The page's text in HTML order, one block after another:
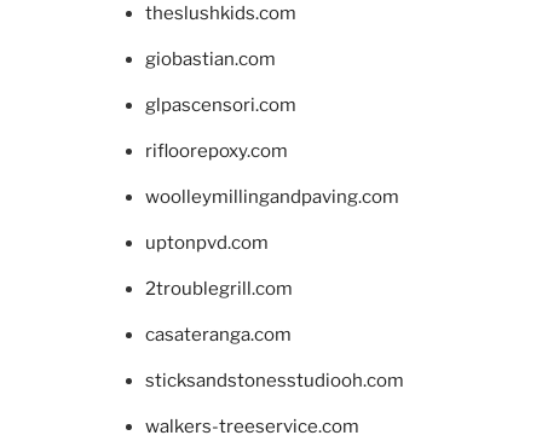
theslushkids.com
giobastian.com
glpascensori.com
rifloorepoxy.com
woolleymillingandpaving.com
uptonpvd.com
2troublegrill.com
casateranga.com
sticksandstonesstudiooh.com
walkers-treeservice.com